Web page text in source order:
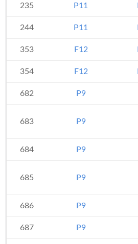
235 P11
244 P11
353 F12
354 F12
682 P9
683 P9
684 P9
685 P9
686 P9
687 P9